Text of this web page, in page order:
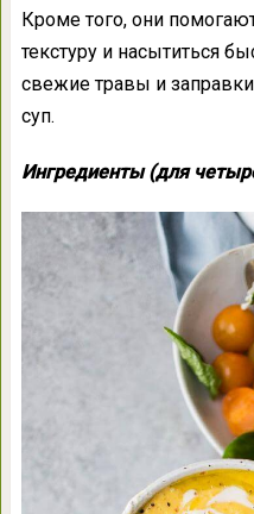
Кроме того, они
текстуру и насытиться
свежие травы и
суп.
Ингредиенты (для